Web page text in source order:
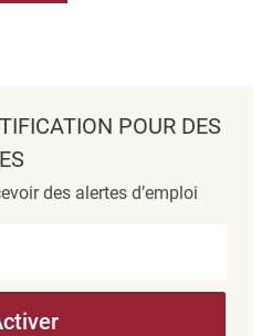
POUR DES
des alertes d’emploi